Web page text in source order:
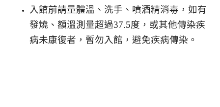
入館前請量體溫、洗手、噴酒精消毒，如有
發燒、額溫測量超過37.5度，或其他傳染疾
病未康復者，暫勿入館，避免疾病傳染。